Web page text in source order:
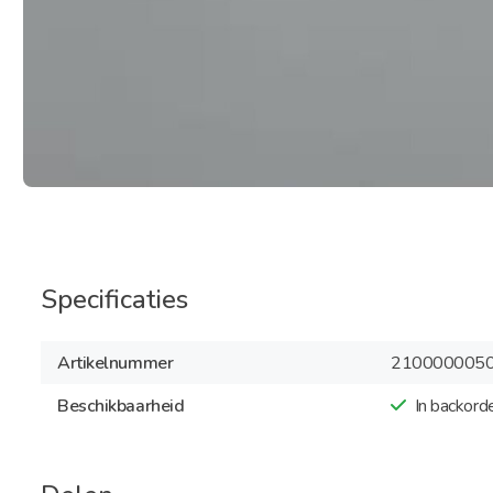
Specificaties
Artikelnummer
Beschikbaarheid
In